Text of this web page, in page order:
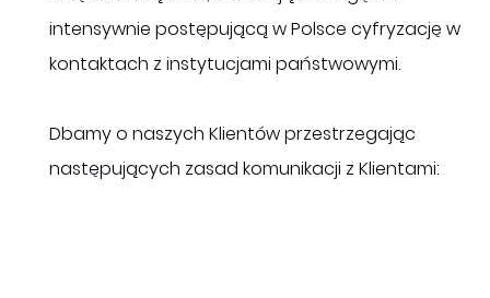
intensywnie postępującą w Polsce cyfryzację w
kontaktach z instytucjami państwowymi.
Dbamy o naszych Klientów przestrzegając
następujących zasad komunikacji z Klientami: